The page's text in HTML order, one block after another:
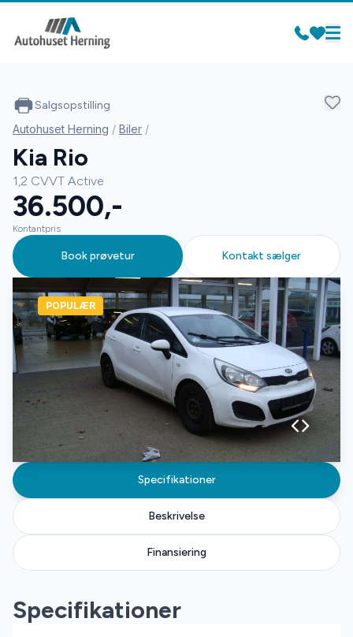
POPULÆR
Specifikationer
Beskrivelse
Finansiering
Specifikationer
Salgsopstilling
Autohuset Herning / Biler /
Kia Rio
1,2 CVVT Active
36.500,-
Kontantpris
Book prøvetur Kontakt sælger